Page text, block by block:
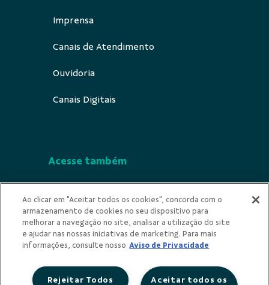
Imprensa
Canais de Atendimento
Ouvidoria
Canais Digitais
Acesse também
Indícios de Ilícitude
Privacidade
Ao clicar em "Aceitar todos os cookies", concorda com o
armazenamento de cookies no seu dispositivo para
melhorar a navegação no site, analisar a utilização do site
e ajudar nas nossas iniciativas de marketing. Para mais
informações, consulte nosso Aviso de Privacidade
Aceitar todos os
Rejeitar Todos